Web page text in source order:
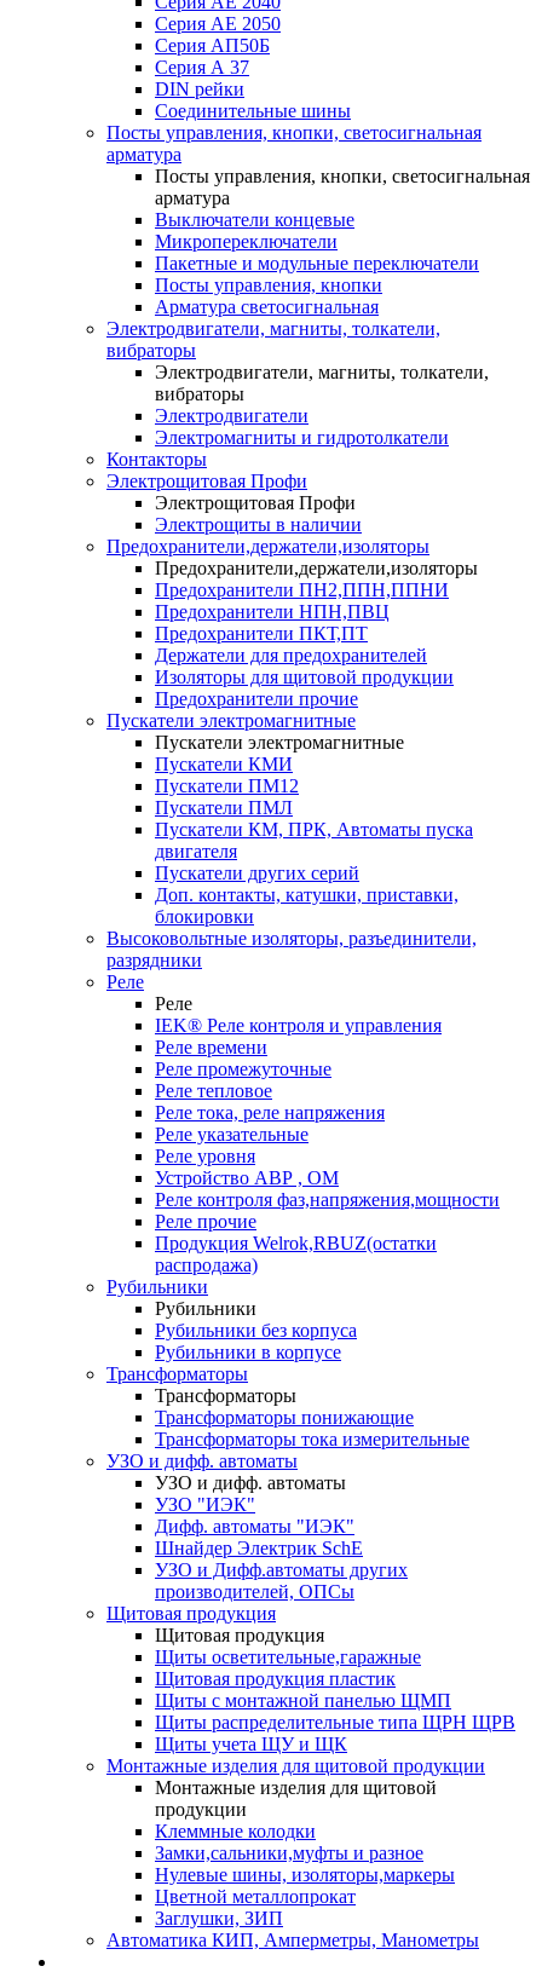
Серия АЕ 2050
Серия АП50Б
Серия А 37
DIN рейки
Соединительные шины
Посты управления, кнопки, светосигнальная
арматура
Посты управления, кнопки, светосигнальная
арматура
Выключатели концевые
Микропереключатели
Пакетные и модульные переключатели
Посты управления, кнопки
Арматура светосигнальная
Электродвигатели, магниты, толкатели,
вибраторы
Электродвигатели, магниты, толкатели,
вибраторы
Электродвигатели
Электромагниты и гидротолкатели
Контакторы
Электрощитовая Профи
Электрощитовая Профи
Электрощиты в наличии
Предохранители,держатели,изоляторы
Предохранители,держатели,изоляторы
Предохранители ПН2,ППН,ППНИ
Предохранители НПН,ПВЦ
Предохранители ПКТ,ПТ
Держатели для предохранителей
Изоляторы для щитовой продукции
Предохранители прочие
Пускатели электромагнитные
Пускатели электромагнитные
Пускатели КМИ
Пускатели ПМ12
Пускатели ПМЛ
Пускатели КМ, ПРК, Автоматы пуска
двигателя
Пускатели других серий
Доп. контакты, катушки, приставки,
блокировки
Высоковольтные изоляторы, разъединители,
разрядники
Реле
Реле
IEK® Реле контроля и управления
Реле времени
Реле промежуточные
Реле тепловое
Реле тока, реле напряжения
Реле указательные
Реле уровня
Устройство АВР , ОМ
Реле контроля фаз,напряжения,мощности
Реле прочие
Продукция Welrok,RBUZ(остатки
распродажа)
Рубильники
Рубильники
Рубильники без корпуса
Рубильники в корпусе
Трансформаторы
Трансформаторы
Трансформаторы понижающие
Трансформаторы тока измерительные
УЗО и дифф. автоматы
УЗО и дифф. автоматы
УЗО "ИЭК"
Дифф. автоматы "ИЭК"
Шнайдер Электрик SchE
УЗО и Дифф.автоматы других
производителей, ОПСы
Щитовая продукция
Щитовая продукция
Щиты осветительные,гаражные
Щитовая продукция пластик
Щиты с монтажной панелью ЩМП
Щиты распределительные типа ЩРН ЩРВ
Щиты учета ЩУ и ЩК
Монтажные изделия для щитовой продукции
Монтажные изделия для щитовой
продукции
Клеммные колодки
Замки,сальники,муфты и разное
Нулевые шины, изоляторы,маркеры
Цветной металлопрокат
Заглушки, ЗИП
Автоматика КИП, Амперметры, Манометры